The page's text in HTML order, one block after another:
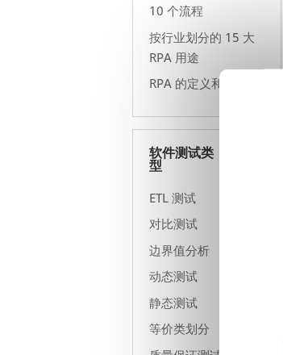
10 个流程
按行业划分的 15 大
RPA 用途
RPA 的定义和含义
软件测试类
型
ETL 测试
对比测试
边界值分析
动态测试
静态测试
等价类划分